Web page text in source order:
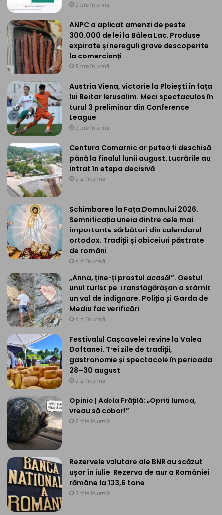
9 ore în urmă
ANPC a aplicat amenzi de peste
300.000 de lei la Bâlea Lac. Produse
expirate și nereguli grave descoperite
la comercianți
9 ore în urmă
Austria Viena, victorie la Ploiești în fața
lui Beitar Ierusalim. Meci spectaculos în
turul 3 preliminar din Conference
League
9 ore în urmă
Centura Comarnic ar putea fi deschisă
până la finalul lunii august. Lucrările au
intrat în etapa decisivă
o zi în urmă
Schimbarea la Fața Domnului 2026.
Semnificația uneia dintre cele mai
importante sărbători din calendarul
ortodox. Tradiții și obiceiuri păstrate
de români
o zi în urmă
„Anna, ține-ți prostul acasă!”. Gestul
unui turist pe Transfăgărășan a stârnit
un val de indignare. Poliția și Garda de
Mediu fac verificări
o zi în urmă
Festivalul Cașcavelei revine la Valea
Doftanei. Trei zile de tradiții,
gastronomie și spectacole în perioada
28–30 august
o zi în urmă
Opinie | Adela Frățilă: „Opriți lumea,
vreau să cobor!”
2 zile în urmă
Rezervele valutare ale BNR au scăzut
ușor în iulie. Rezerva de aur a României
rămâne la 103,6 tone
3 zile în urmă